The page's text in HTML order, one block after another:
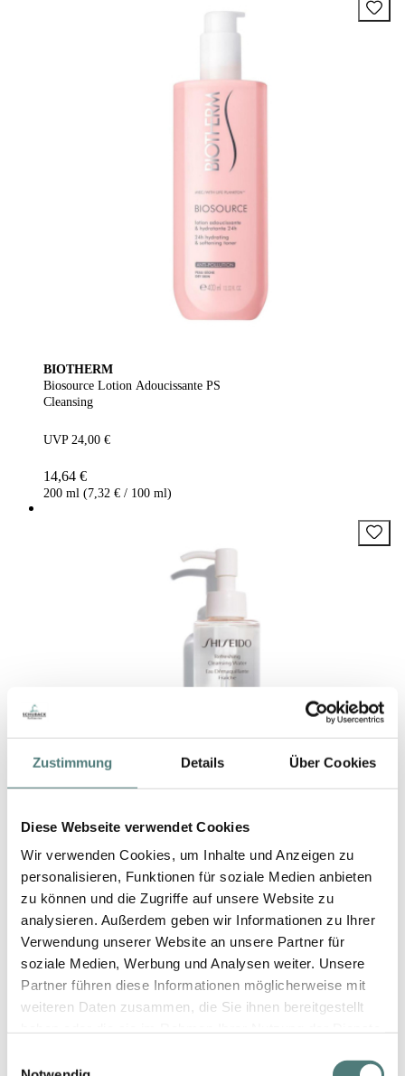
Zustimmung Details Über Cookies
Diese Webseite verwendet Cookies
Wir verwenden Cookies, um Inhalte und Anzeigen zu
personalisieren, Funktionen für soziale Medien anbieten
zu können und die Zugriffe auf unsere Website zu
analysieren. Außerdem geben wir Informationen zu Ihrer
Verwendung unserer Website an unsere Partner für
soziale Medien, Werbung und Analysen weiter. Unsere
Partner führen diese Informationen möglicherweise mit
weiteren Daten zusammen, die Sie ihnen bereitgestellt
BIOTHERM
Biosource Lotion Adoucissante PS
Cleansing
UVP 24,00 €
14,64 €
200 ml (7,32 € / 100 ml)
SHISEIDO
Generic Skincare Refreshing Cleansing Water
Cleansing
44,99 €
180 ml (24,99 € / 100 ml)